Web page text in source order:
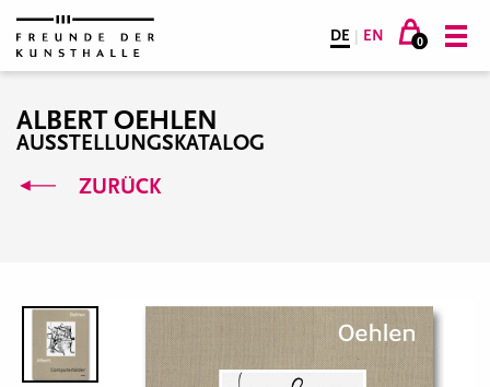
DE | EN 0
ALBERT OEHLEN
AUSSTELLUNGSKATALOG
ZURÜCK